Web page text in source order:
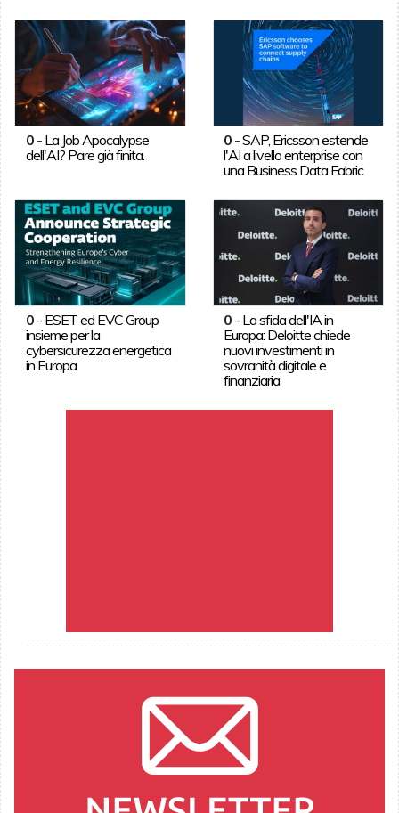
0- La Job Apocalypse
dell'AI? Pare già finita.
0 -SAP, Ericsson estende
l'AI a livello enterprise con
una Business Data Fabric
0- ESET ed EVC Group
insieme per la
cybersicurezza energetica
in Europa
0 - La sfida dell'IA in
Europa: Deloitte chiede
nuovi investimenti in
sovranità digitale e
finanziaria